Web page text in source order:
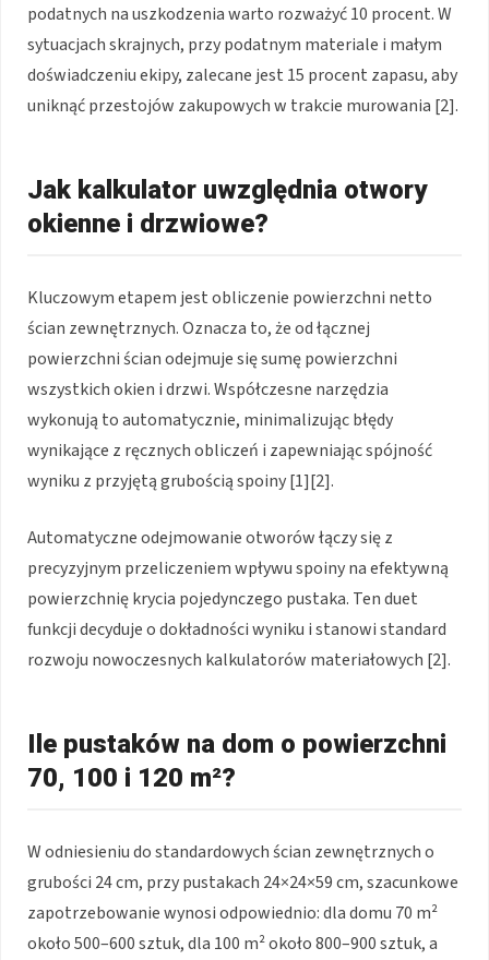
podatnych na uszkodzenia warto rozważyć 10 procent. W
sytuacjach skrajnych, przy podatnym materiale i małym
doświadczeniu ekipy, zalecane jest 15 procent zapasu, aby
uniknąć przestojów zakupowych w trakcie murowania [2].
Jak kalkulator uwzględnia otwory
okienne i drzwiowe?
Kluczowym etapem jest obliczenie powierzchni netto
ścian zewnętrznych. Oznacza to, że od łącznej
powierzchni ścian odejmuje się sumę powierzchni
wszystkich okien i drzwi. Współczesne narzędzia
wykonują to automatycznie, minimalizując błędy
wynikające z ręcznych obliczeń i zapewniając spójność
wyniku z przyjętą grubością spoiny [1][2].
Automatyczne odejmowanie otworów łączy się z
precyzyjnym przeliczeniem wpływu spoiny na efektywną
powierzchnię krycia pojedynczego pustaka. Ten duet
funkcji decyduje o dokładności wyniku i stanowi standard
rozwoju nowoczesnych kalkulatorów materiałowych [2].
Ile pustaków na dom o powierzchni
70, 100 i 120 m²?
W odniesieniu do standardowych ścian zewnętrznych o
grubości 24 cm, przy pustakach 24×24×59 cm, szacunkowe
zapotrzebowanie wynosi odpowiednio: dla domu 70 m²
około 500–600 sztuk, dla 100 m² około 800–900 sztuk, a